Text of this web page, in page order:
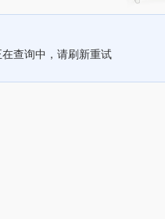
在查询中，请刷新重试